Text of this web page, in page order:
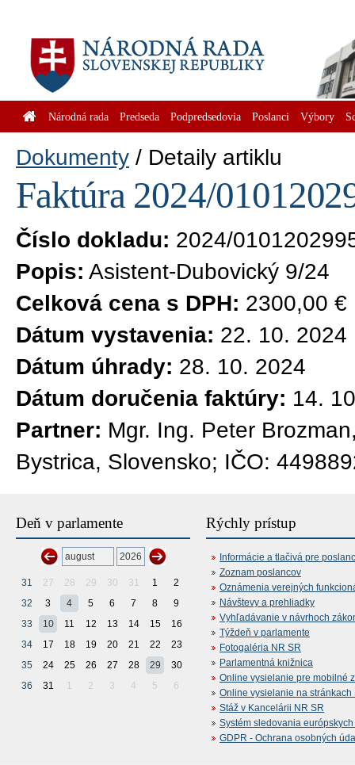
Národná rada Predseda Podpredsedovia Poslanci Výbory
Dokumenty Detaily artiklu
Faktúra 2024/
Číslo dokladu: 2024/
Popis: Asistent-Dubovický 9/24
Celková cena s DPH: 2300,00 €
Dátum vystavenia: 22. 10. 2024
Dátum úhrady: 28. 10. 2024
Dátum doručenia faktúry: 14.
Partner: Mgr. Ing. Peter
Bystrica, Slovensko; IČO:
Deň v parlamente
31 27 28 29 30 31 1
2
32
3 4 5 6 7 8
9
33
10 11 12 13 14 15
16
34
17 18 19 20 21 22
23
35
24 25 26 27 28 29
30
36
31 1 2 3 4 5 6
Rýchly prístup
Informácie a tlačivá pre
Zoznam poslancov
Oznámenia verejných
Návštevy a prehliadky
Vyhľadávanie v návrhoch
Týždeň v parlamente
Fotogaléria NR SR
Parlamentná knižnica
Online vysielanie pre mobilné
Online vysielanie na stránkach
Stáž v Kancelárii NR SR
Systém sledovania
GDPR - Ochrana osobných